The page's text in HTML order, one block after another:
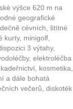
výšce 620 m na
geografické
cévních, štítné
kurty, minigolf,
3 výtahy,
elektroléčba
kosmetika,
a dále bohatá
večerů, diskoték